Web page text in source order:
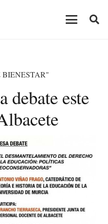
BIENESTAR"
debate este